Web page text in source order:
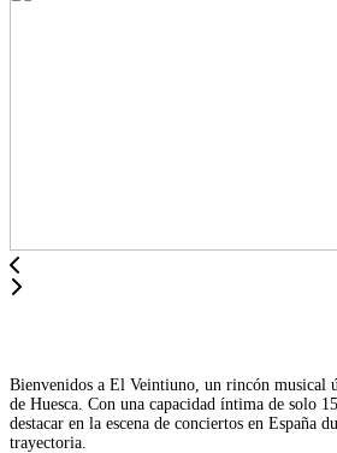
Bienvenidos a El Veintiuno, un rincón musical
de Huesca. Con una capacidad íntima de solo
destacar en la escena de conciertos en España
trayectoria.